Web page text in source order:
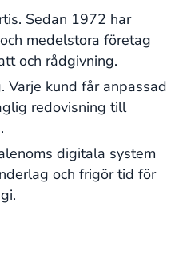
Sedan 1972 har
medelstora företag
och rådgivning.
Varje kund får anpassad
redovisning till
digitala system
och frigör tid för